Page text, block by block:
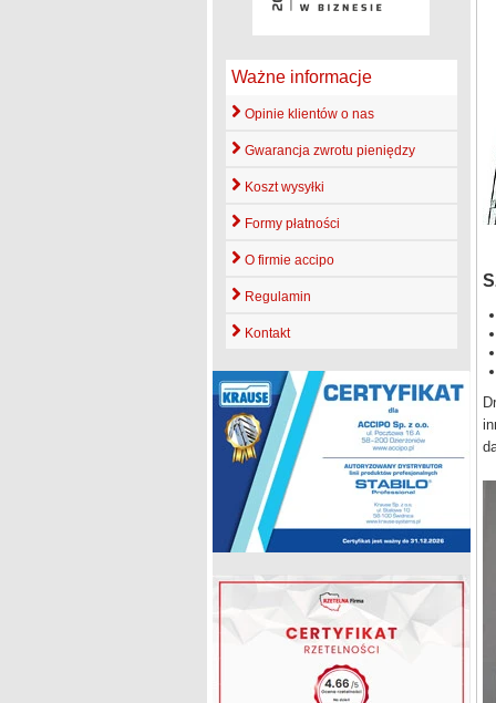
Ważne informacje
Opinie klientów o nas
Gwarancja zwrotu pieniędzy
Koszt wysyłki
Formy płatności
O firmie accipo
Regulamin
Kontakt